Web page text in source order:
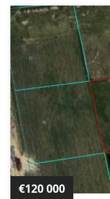
€120 000